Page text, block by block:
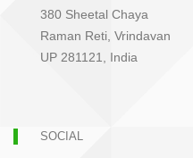
380 Sheetal Chaya
Raman Reti, Vrindavan
UP 281121, India
SOCIAL